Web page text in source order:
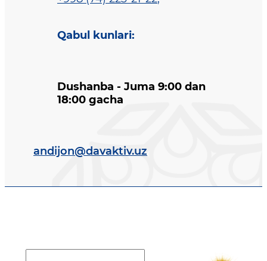
Qabul kunlari:
Dushanba - Juma 9:00 dan
18:00 gacha
andijon@davaktiv.uz